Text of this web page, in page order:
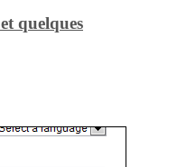
quelques